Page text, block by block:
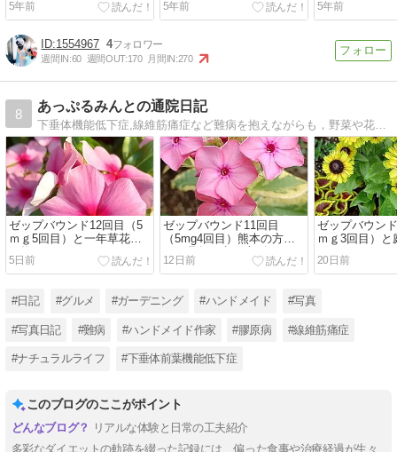
5年前
5年前 5年前
1554967 4
週間IN:60 週間OUT:170 月間IN:270
8
あっぷるみんとの通院日記
下垂体機能低下症,線維筋痛症など難病を抱えながらも，野菜や花を育てたり，木の実のアレンジを楽しんだり，季節を感じるナチュラルライフに癒やしを求めて生きています。
ゼップバウンド12回目（5
ｍｇ5回目）と一年草花壇
と梅干しと
5日前
ゼップバウンド11回目
（5mg4回目）熊本の方々
へお見舞い申し上げます
12日前
ゼップバウン
ｍｇ3回目）と
20日前
#日記 #グルメ #ガーデニング #ハンドメイド #写真
#写真日記 #難病 #ハンドメイド作家 #膠原病 #線維筋痛症
#ナチュラルライフ #下垂体前葉機能低下症
このブログのここがポイント
リアルな体験と日常の工夫紹介
多彩なダイエットの軌跡を綴った記録には、偏った食事や治療経過が生々